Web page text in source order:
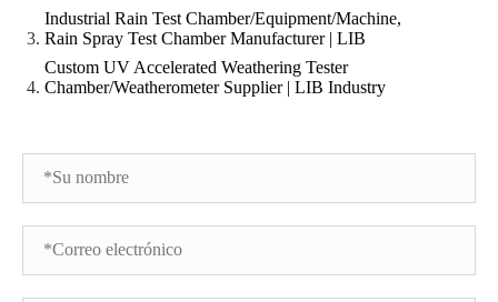
Industrial Rain Test Chamber/Equipment/Machine,
Rain Spray Test Chamber Manufacturer | LIB
Custom UV Accelerated Weathering Tester
Chamber/Weatherometer Supplier | LIB Industry